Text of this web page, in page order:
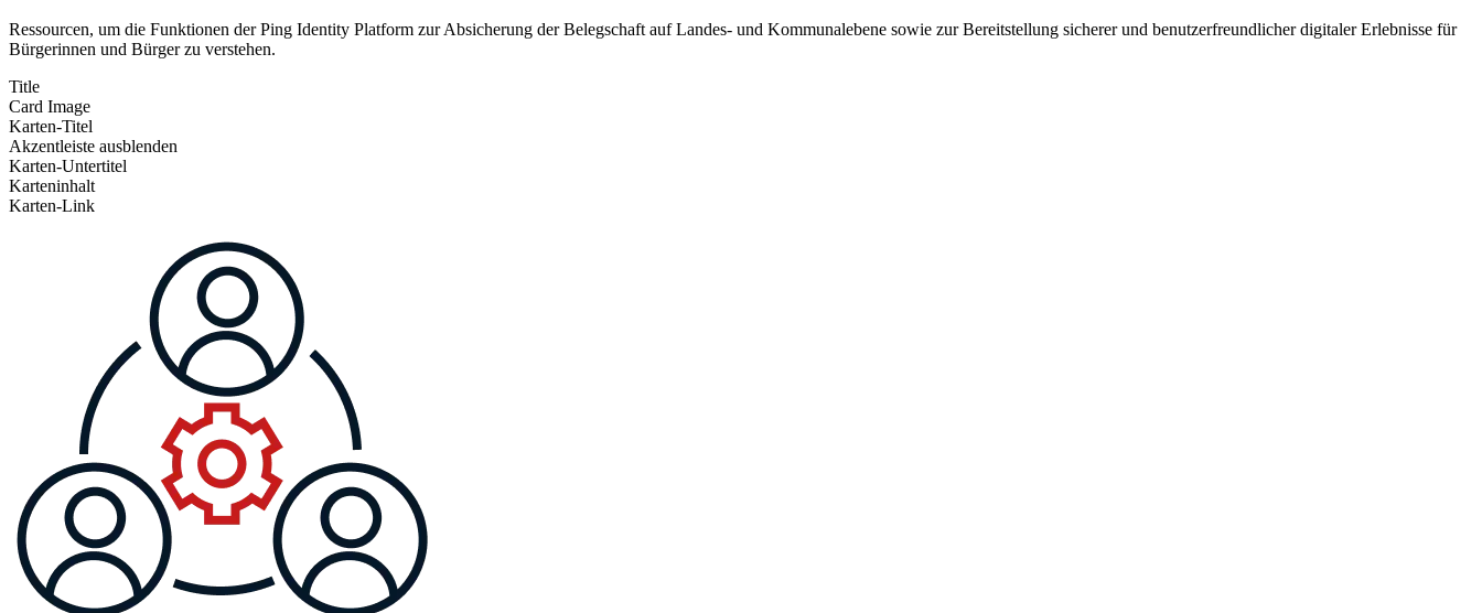
Ressourcen, um die Funktionen der Ping Identity Platform zur Absicherung der Belegschaft auf Landes- und Kommunalebene sowie zur Bereitstellung sicherer und benutzerfreundlicher digitaler Erlebnisse für
Bürgerinnen und Bürger zu verstehen.
Title
Card Image
Karten-Titel
Akzentleiste ausblenden
Karten-Untertitel
Karteninhalt
Karten-Link